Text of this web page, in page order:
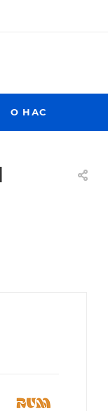
О НАС